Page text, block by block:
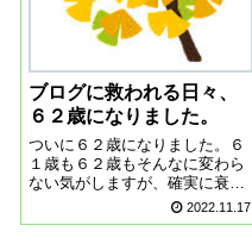
ブログに救われる日々、
６２歳になりました。
ついに６２歳になりました。６
１歳も６２歳もそんなに変わら
ない気がしますが、確実に衰え
ていることを実感しています。
この一年も、ブログに救われま
2022.11.17